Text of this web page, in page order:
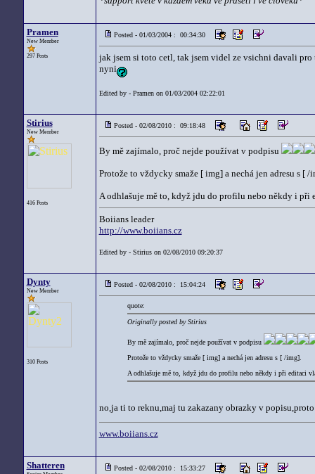
Pramen
New Member
297 Posts
Posted - 01/03/2004 : 00:34:30
jak jsem si toto cetl, tak jsem videl ze vsichni davali
nyni
Edited by - Pramen on 01/03/2004 02:22:01
Stirius
New Member
416 Posts
Posted - 02/08/2010 : 09:18:48
By mě zajímalo, proč nejde používat v podpisu
Protože to vždycky smaže [ img] a nechá jen adresu s [ /
A odhlašuje mě to, když jdu do profilu nebo někdy i při
Boiians leader
http://www.boiians.cz
Edited by - Stirius on 02/08/2010 09:20:37
Dynty
New Member
310 Posts
Posted - 02/08/2010 : 15:04:24
quote:
Originally posted by Stirius
By mě zajímalo, proč nejde používat v podpisu
Protože to vždycky smaže [ img] a nechá jen adresu s [ /img].
A odhlašuje mě to, když jdu do profilu nebo někdy i při editaci
no,ja ti to reknu,maj tu zakazany obrazky v
www.boiians.cz
Shatteren Posted - 02/08/2010 : 15:33:27